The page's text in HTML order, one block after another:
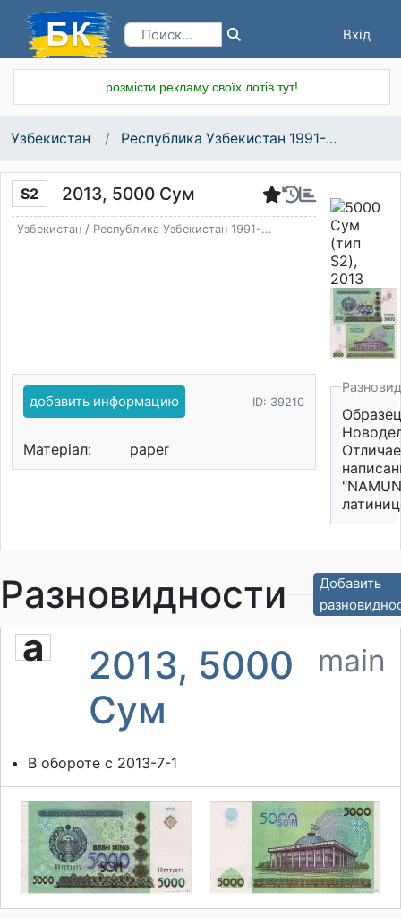
Вхід
розмісти рекламу своїх лотів тут!
Узбекистан Республика Узбекистан 1991-...
S2 2013, 5000 Cум
Узбекистан/ Республика Узбекистан 1991-...
добавить информацию ID: 39210
Матеріал: paper
Разновидности
Добавить
a
2013, 5000
Cум
main
В обороте с 2013-7-1